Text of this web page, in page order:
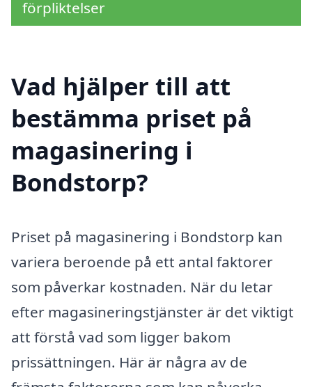
förpliktelser
Vad hjälper till att
bestämma priset på
magasinering i
Bondstorp?
Priset på magasinering i Bondstorp kan
variera beroende på ett antal faktorer
som påverkar kostnaden. När du letar
efter magasineringstjänster är det viktigt
att förstå vad som ligger bakom
prissättningen. Här är några av de